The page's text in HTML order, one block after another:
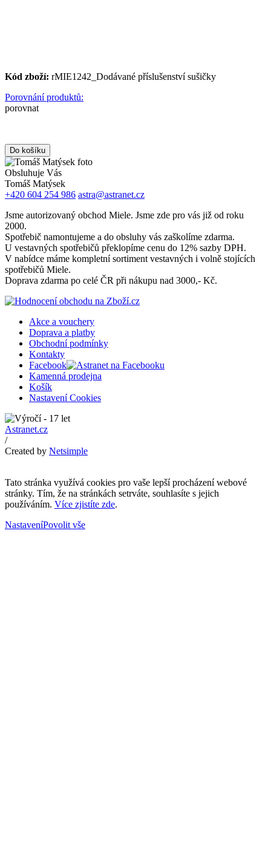
Kód zboží: rMIE1242_Dodávané příslušenství sušičky
Porovnání produktů:
porovnat
Obsluhuje Vás
Tomáš Matýsek
+420 604 254 986 astra@astranet.cz
Jsme autorizovaný obchod Miele. Jsme zde pro vás již od roku
2000.
Spotřebič namontujeme a do obsluhy vás zaškolíme zdarma.
U vestavných spotřebičů překlopíme cenu do 12% sazby DPH.
V nabídce máme kompletní sortiment vestavných i volně stojících
spotřebičů Miele.
Doprava zdarma po celé ČR při nákupu nad 3000,- Kč.
Akce a vouchery
Doprava a platby
Obchodní podmínky
Kontakty
Facebook
Kamenná prodejna
Košík
Nastavení Cookies
Astranet.cz
/
Created by Netsimple
Tato stránka využívá cookies pro vaše lepší procházení webové
stránky. Tím, že na stránkách setrváte, souhlasíte s jejich
používáním. Více zjistíte zde.
NastaveníPovolit vše